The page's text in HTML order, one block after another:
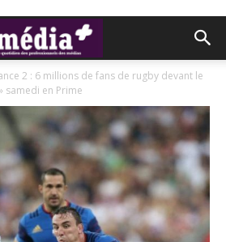
2 : 6 millions de fans de rugby devant le
samedi en Prime